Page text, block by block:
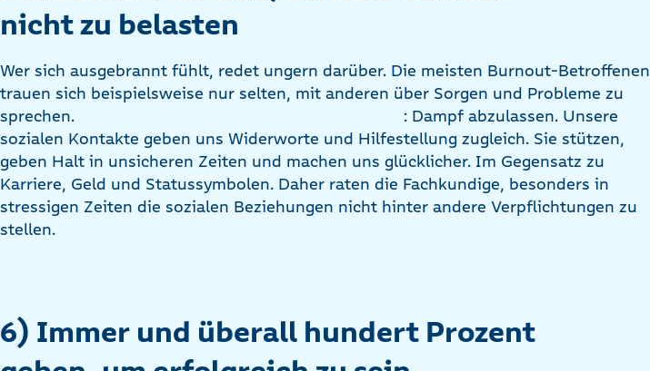
nicht zu belasten
Wer sich ausgebrannt fühlt, redet ungern darüber. Die meisten Burnout-Betroffenen
trauen sich beispielsweise nur selten, mit anderen über Sorgen und Probleme zu
sprechen.
: Dampf abzulassen. Unsere
sozialen Kontakte geben uns Widerworte und Hilfestellung zugleich. Sie stützen,
geben Halt in unsicheren Zeiten und machen uns glücklicher. Im Gegensatz zu
Karriere, Geld und Statussymbolen. Daher raten die Fachkundige, besonders in
stressigen Zeiten die sozialen Beziehungen nicht hinter andere Verpflichtungen zu
stellen.
6) Immer und überall hundert Prozent